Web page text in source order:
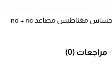
حساس مغناطيس مصاعد no + nc
مراجعات (0)